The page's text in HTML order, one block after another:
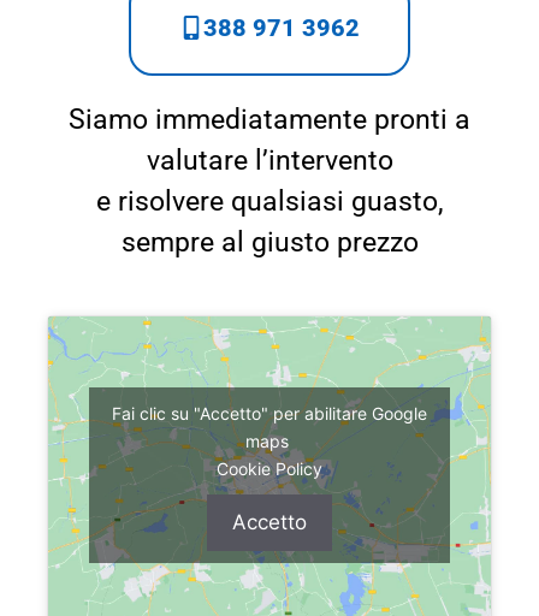
388 971 3962
Siamo immediatamente pronti a
valutare l’intervento
e risolvere qualsiasi guasto,
sempre al giusto prezzo
Fai clic su "Accetto" per abilitare Google
maps
Cookie Policy
Accetto